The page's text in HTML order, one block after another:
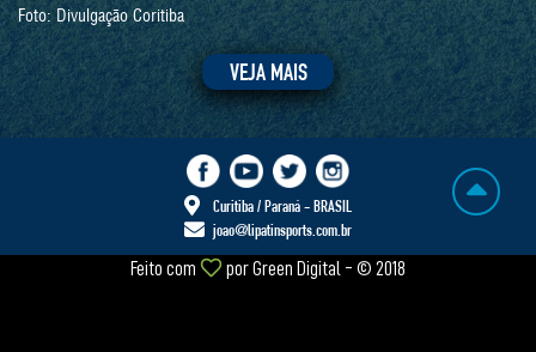
Foto: Divulgação Coritiba
VEJA MAIS
Curitiba / Paraná - BRASIL
joao@lipatinsports.com.br
Feito com porGreen Digital - © 2018